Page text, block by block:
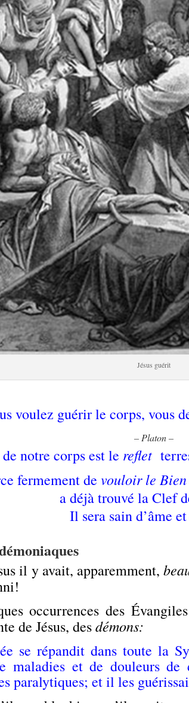
Jésus guérit
voulez guérir le corps, vous
– Platon –
de notre corps est le reflet
fermement de vouloir le Bien
a déjà trouvé la Clef
Il sera sain d’âme
il y avait, apparemment,
occurrences des
de Jésus, desdémons:
se répandit dans toute la
maladies et de douleurs de
paralytiques; et il les